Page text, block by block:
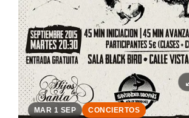
MAR 1 SEP CONCIERTOS